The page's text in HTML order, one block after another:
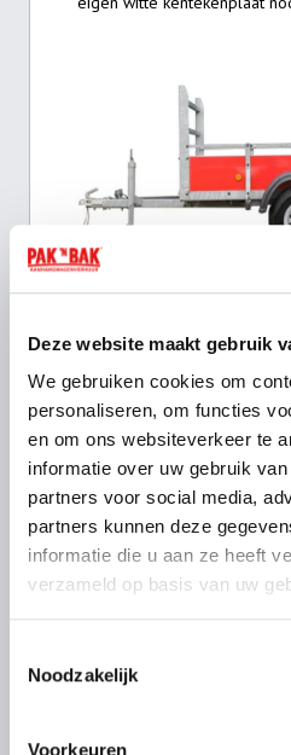
Deze website maakt gebruik
We gebruiken cookies om
personaliseren, om functies
en om ons websiteverkeer te
informatie over uw gebruik
partners voor social media,
partners kunnen deze
informatie die u aan ze heeft
verzameld op basis van uw
Noodzakelijk
Voorkeuren
Kenmerken
Binnenmaat: 200 x 110 x 35 cm
Laadvermogen: 500 kg
Max. massa: 750 kg
Geremd: Nee
Meer
Vanaf € 24,- voor de
dit tarief alleen voor To Go
€ 31,- per kalenderdag